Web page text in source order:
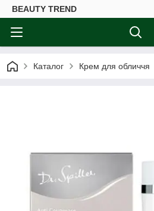
BEAUTY TREND
Каталог Крем для обличчя